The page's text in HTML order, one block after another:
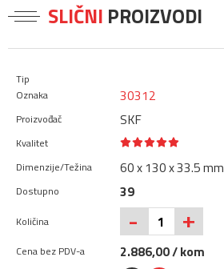
SLIČNI PROIZVODI
30312
SKF
60 x 130 x 33.5 mm
39
- +
2.886,00 / kom